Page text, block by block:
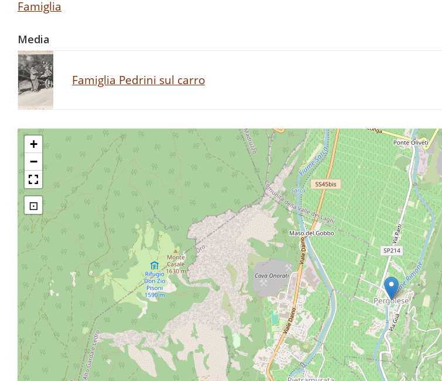
Famiglia
Media
Famiglia Pedrini sul carro
+
−
⊡